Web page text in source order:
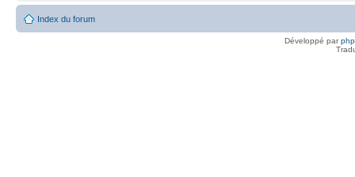
Index du forum
Développé par